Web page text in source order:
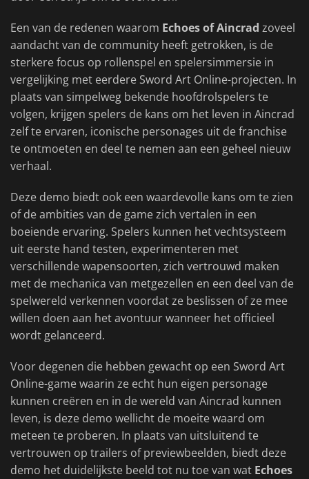
Een van de redenen waarom Echoes of Aincrad zoveel
aandacht van de community heeft getrokken, is de
sterkere focus op rollenspel en spelersimmersie in
vergelijking met eerdere Sword Art Online-projecten. In
plaats van simpelweg bekende hoofdrolspelers te
volgen, krijgen spelers de kans om het leven in Aincrad
zelf te ervaren, iconische personages uit de franchise
te ontmoeten en deel te nemen aan een geheel nieuw
verhaal.
Deze demo biedt ook een waardevolle kans om te zien
of de ambities van de game zich vertalen in een
boeiende ervaring. Spelers kunnen het vechtsysteem
uit eerste hand testen, experimenteren met
verschillende wapensoorten, zich vertrouwd maken
met de mechanica van metgezellen en een deel van de
spelwereld verkennen voordat ze beslissen of ze mee
willen doen aan het avontuur wanneer het officieel
wordt gelanceerd.
Voor degenen die hebben gewacht op een Sword Art
Online-game waarin ze echt hun eigen personage
kunnen creëren en in de wereld van Aincrad kunnen
leven, is deze demo wellicht de moeite waard om
meteen te proberen. In plaats van uitsluitend te
vertrouwen op trailers of previewbeelden, biedt deze
demo het duidelijkste beeld tot nu toe van wat Echoes